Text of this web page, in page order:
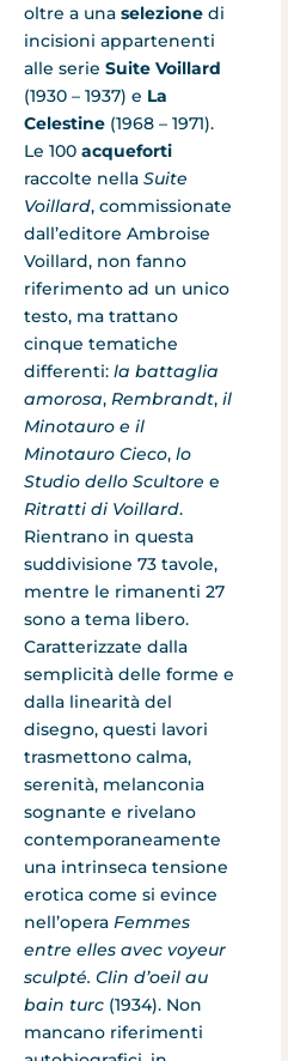
oltre a una selezione di
incisioni appartenenti
alle serie Suite Voillard
(1930 – 1937) e La
Celestine (1968 – 1971).
Le 100 acqueforti
raccolte nella Suite
Voillard, commissionate
dall’editore Ambroise
Voillard, non fanno
riferimento ad un unico
testo, ma trattano
cinque tematiche
differenti: la battaglia
amorosa, Rembrandt, il
Minotauro e il
Minotauro Cieco, lo
Studio dello Scultore e
Ritratti di Voillard.
Rientrano in questa
suddivisione 73 tavole,
mentre le rimanenti 27
sono a tema libero.
Caratterizzate dalla
semplicità delle forme e
dalla linearità del
disegno, questi lavori
trasmettono calma,
serenità, melanconia
sognante e rivelano
contemporaneamente
una intrinseca tensione
erotica come si evince
nell’opera Femmes
entre elles avec voyeur
sculpté. Clin d’oeil au
bain turc (1934). Non
mancano riferimenti